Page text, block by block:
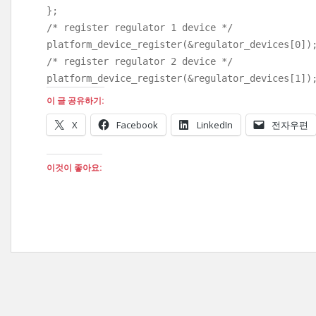
};
/* register regulator 1 device */
platform_device_register(&regulator_devices[0]);
/* register regulator 2 device */
platform_device_register(&regulator_devices[1]);
이 글 공유하기:
X Facebook LinkedIn 전자우편
이것이 좋아요: